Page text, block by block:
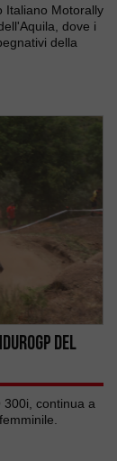
Italiano Motorally
dove i
della
DEL
300i, continua a